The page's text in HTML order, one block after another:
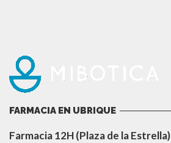
FARMACIA EN UBRIQUE
Farmacia 12H (Plaza de la Estrella)